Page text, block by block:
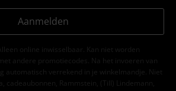
Aanmelden
online inwisselbaar. Kan niet worden
andere promotiecodes. Na het invoeren van
automatisch verrekend in je winkelmandje. Niet
cadeaubonnen, Rammstein, (Till) Lindemann,